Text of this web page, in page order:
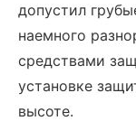
допустил
наемного
средствами
установке
высоте.